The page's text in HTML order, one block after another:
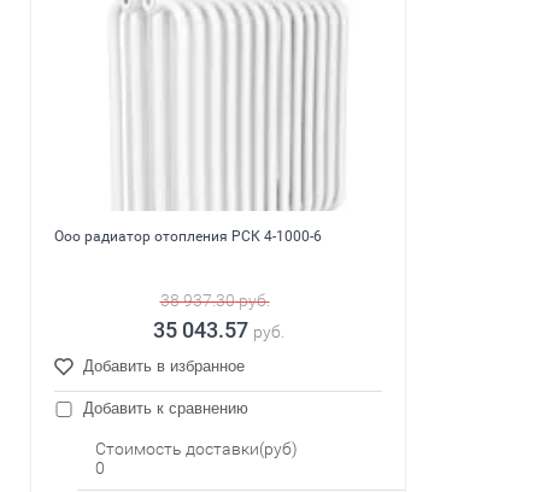
Ооо радиатор отопления РСК 4-1000-6
38 937.30руб.
35 043.57 руб.
Добавить в избранное
Добавить к сравнению
Стоимость доставки(руб)
0